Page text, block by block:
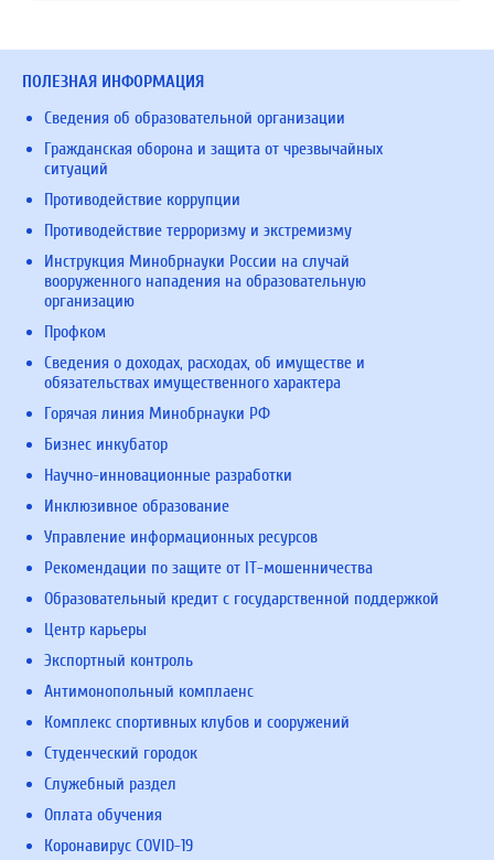
ПОЛЕЗНАЯ ИНФОРМАЦИЯ
Сведения об образовательной организации
Гражданская оборона и защита от чрезвычайных
ситуаций
Противодействие коррупции
Противодействие терроризму и экстремизму
Инструкция Минобрнауки России на случай
вооруженного нападения на образовательную
организацию
Профком
Сведения о доходах, расходах, об имуществе и
обязательствах имущественного характера
Горячая линия Минобрнауки РФ
Бизнес инкубатор
Научно-инновационные разработки
Инклюзивное образование
Управление информационных ресурсов
Рекомендации по защите от IT-мошенничества
Образовательный кредит с государственной поддержкой
Центр карьеры
Экспортный контроль
Антимонопольный комплаенс
Комплекс спортивных клубов и сооружений
Студенческий городок
Служебный раздел
Оплата обучения
Коронавирус COVID-19